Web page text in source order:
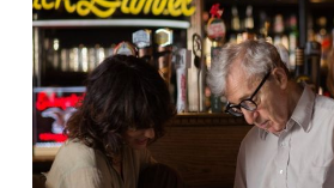
ĮDOMYBĖS
ISTORIJA
KNYGOS